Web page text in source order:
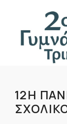
content
12Η